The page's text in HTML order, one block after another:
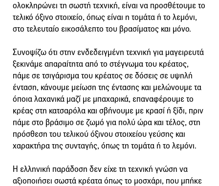
ολοκληρώνει τη σωστή τεχνική, είναι να προσθέτουμε το
τελικό όξινο στοιχείο, όπως είναι η τομάτα ή το λεμόνι,
στο τελευταίο εικοσάλεπτο του βρασίματος και μόνο.
Συνοψίζω ότι στην ενδεδειγμένη τεχνική για μαγειρευτά
ξεκινάμε απαραίτητα από το στέγνωμα του κρέατος,
πάμε σε τσιγάρισμα του κρέατος σε δόσεις σε υψηλή
ένταση, κάνουμε μείωση της έντασης και μελώνουμε τα
όποια λαχανικά μαζί με μπαχαρικά, επαναφέρουμε το
κρέας στη κατσαρόλα και σβήνουμε με κρασί ή ξίδι, πριν
πάμε στο βράσιμο σε ζωμό για πολύ ώρα και τέλος, στη
πρόσθεση του τελικού όξινου στοιχείου γεύσης και
χαρακτήρα της συνταγής, όπως τη τομάτα ή το λεμόνι.
Η ελληνική παράδοση δεν είχε τη τεχνική γνώση να
αξιοποιήσει σωστά κρέατα όπως το μοσχάρι, που μπήκε